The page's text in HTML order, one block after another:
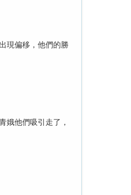
現偏移，他們的勝
他們吸引走了，